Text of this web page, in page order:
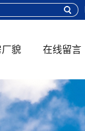
厂貌 在线留言